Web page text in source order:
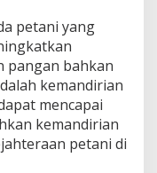
petani yang
pangan bahkan
kemandirian
mencapai
kemandirian
petani di